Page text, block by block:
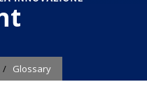
/ Glossary